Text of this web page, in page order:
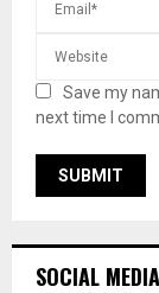
Save my
next time I
SOCIAL MEDIA